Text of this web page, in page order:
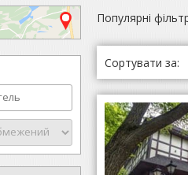
Популярні
Сортувати за: